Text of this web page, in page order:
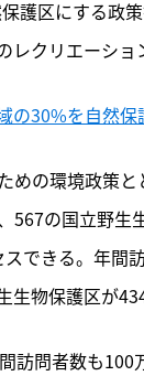
護区にする
クリエーショ
の30%を自然
の環境政策
の国立野生
できる。年間
物保護区が
訪問者数も